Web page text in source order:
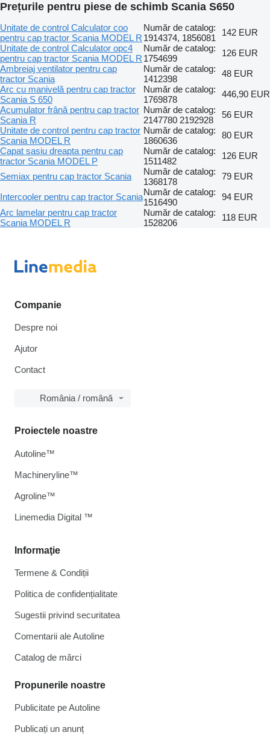
Prețurile pentru piese de schimb Scania S650
Unitate de control Calculator coo
pentru cap tractor Scania MODEL R
Număr de catalog:
1914374, 1856081
142 EUR
Unitate de control Calculator opc4
pentru cap tractor Scania MODEL R
Număr de catalog:
1754699
126 EUR
Ambreiaj ventilator pentru cap
tractor Scania
Număr de catalog:
1412398
48 EUR
Arc cu manivelă pentru cap tractor
Scania S 650
Număr de catalog:
1769878
446,90 EUR
Acumulator frână pentru cap tractor
Scania R
Număr de catalog:
2147780 2192928
56 EUR
Unitate de control pentru cap tractor
Scania MODEL R
Număr de catalog:
1860636
80 EUR
Capat sasiu dreapta pentru cap
tractor Scania MODEL P
Număr de catalog:
1511482
126 EUR
Semiax pentru cap tractor Scania
Număr de catalog:
1368178
79 EUR
Intercooler pentru cap tractor ScaniaNumăr de catalog:
1516490
94 EUR
Arc lamelar pentru cap tractor
Scania MODEL R
Număr de catalog:
1528206
118 EUR
Companie
Despre noi
Ajutor
Contact
România / română
Informaţie
Termene & Condiții
Politica de confidențialitate
Sugestii privind securitatea
Comentarii ale Autoline
Catalog de mărcі
Propunerile noastre
Publicitate pe Autoline
Publicați un anunț
Proiectele noastre
Autoline™
Machineryline™
Agroline™
Linemedia Digital ™